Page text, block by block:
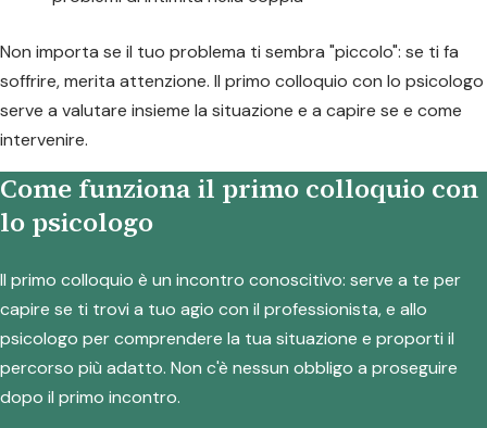
Non importa se il tuo problema ti sembra "piccolo": se ti fa
soffrire, merita attenzione. Il primo colloquio con lo psicologo
serve a valutare insieme la situazione e a capire se e come
intervenire.
Come funziona il primo colloquio con
lo psicologo
Il primo colloquio è un incontro conoscitivo: serve a te per
capire se ti trovi a tuo agio con il professionista, e allo
psicologo per comprendere la tua situazione e proporti il
percorso più adatto. Non c'è nessun obbligo a proseguire
dopo il primo incontro.